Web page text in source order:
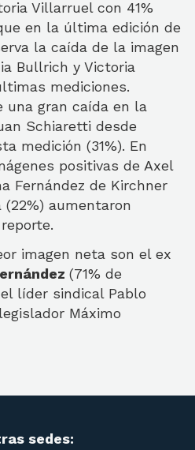
Villarruel con 41%
en la última edición de
la caída de la imagen
Bullrich y Victoria
mediciones.
una gran caída en la
Schiaretti desde
medición (31%). En
positivas de Axel
Fernández de Kirchner
(22%) aumentaron
imagen neta son el ex
(71% de
líder sindical Pablo
Máximo
sedes: